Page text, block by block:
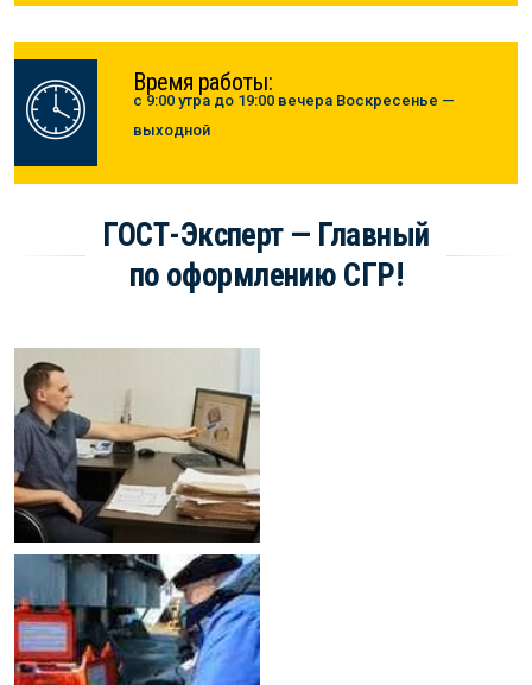
Время работы:
с 9:00 утра до 19:00 вечера Воскресенье —
выходной
ГОСТ-Эксперт — Главный
по оформлению СГР!